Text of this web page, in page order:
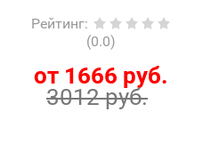
Рейтинг:
(0.0)
от 1666 руб.
3012 руб.